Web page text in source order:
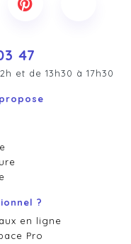
47
et de 13h30 à 17h30
?
en ligne
Pro